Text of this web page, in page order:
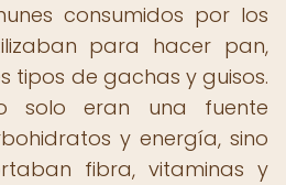
consumidos por los
para hacer pan,
tipos de gachas y guisos.
solo eran una fuente
y energía, sino
fibra, vitaminas y